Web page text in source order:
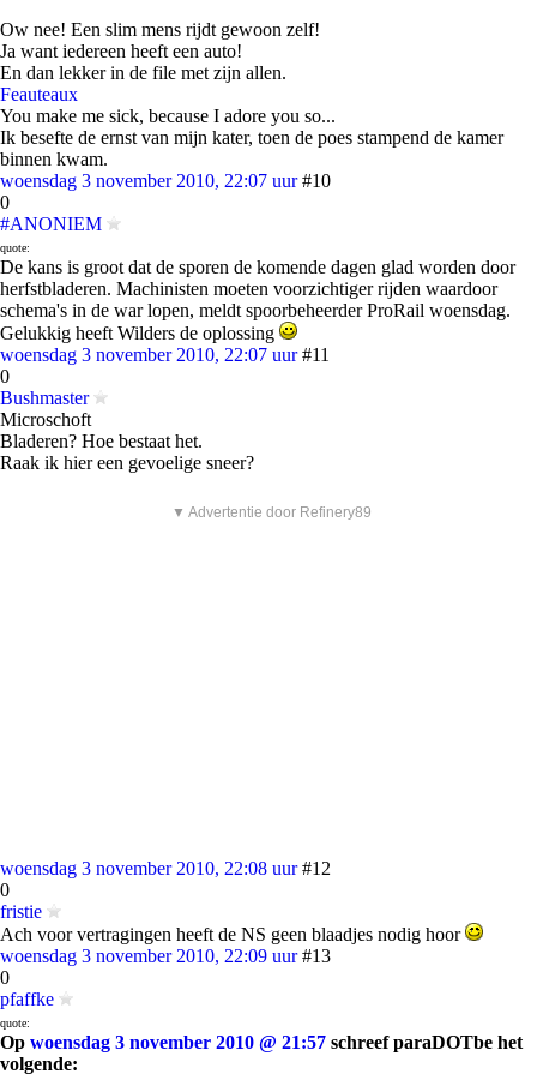
Ow nee! Een slim mens rijdt gewoon zelf!
Ja want iedereen heeft een auto!
En dan lekker in de file met zijn allen.
Feauteaux
You make me sick, because I adore you so...
Ik besefte de ernst van mijn kater, toen de poes stampend de kamer
binnen kwam.
woensdag 3 november 2010, 22:07 uur #10
0
#ANONIEM
quote:
De kans is groot dat de sporen de komende dagen glad worden door
herfstbladeren. Machinisten moeten voorzichtiger rijden waardoor
schema's in de war lopen, meldt spoorbeheerder ProRail woensdag.
Gelukkig heeft Wilders de oplossing
woensdag 3 november 2010, 22:07 uur #11
0
Bushmaster
Microschoft
Bladeren? Hoe bestaat het.
Raak ik hier een gevoelige sneer?
▼ Advertentie door Refinery89
woensdag 3 november 2010, 22:08 uur #12
0
fristie
Ach voor vertragingen heeft de NS geen blaadjes nodig hoor
woensdag 3 november 2010, 22:09 uur #13
0
pfaffke
quote:
Op woensdag 3 november 2010 @ 21:57 schreef paraDOTbe het
volgende: